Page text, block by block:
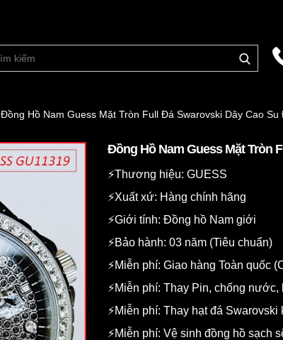
Đồng Hồ Nam Guess Mặt Tròn Full Đá Swarovski Dây Cao Su
Đồng Hồ Nam Guess Mặt Tròn
⚡️Thương hiệu: GUESS
⚡️Xuất xứ: Hàng chính hãng
⚡️Giới tính: Đồng hồ Nam giới
⚡️Bảo hành: 03 năm (Tiêu chuẩn)
⚡️Miễn phí: Giao hàng Toàn quốc
⚡️Miễn phí: Thay Pin, chống
⚡️Miễn phí: Thay hạt đá
⚡️Miễn phí: Vệ sinh đồng hồ sạch